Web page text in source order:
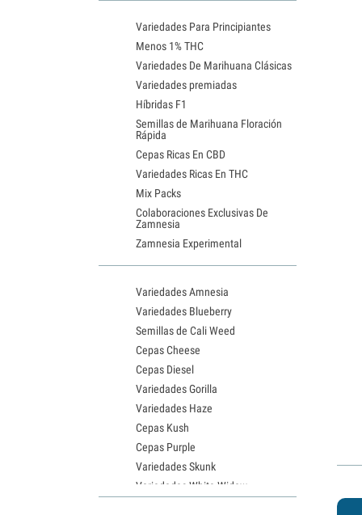
Variedades Para Principiantes
Menos 1% THC
Variedades De Marihuana Clásicas
Variedades premiadas
Híbridas F1
Semillas de Marihuana Floración
Rápida
Cepas Ricas En CBD
Variedades Ricas En THC
Mix Packs
Colaboraciones Exclusivas De
Zamnesia
Zamnesia Experimental
Variedades Amnesia
Variedades Blueberry
Semillas de Cali Weed
Cepas Cheese
Cepas Diesel
Variedades Gorilla
Variedades Haze
Cepas Kush
Cepas Purple
Variedades Skunk
Variedades White Widow